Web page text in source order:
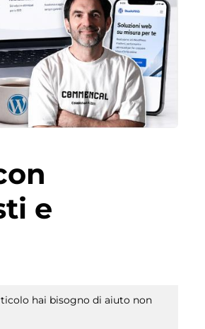
e
hai bisogno di aiuto non